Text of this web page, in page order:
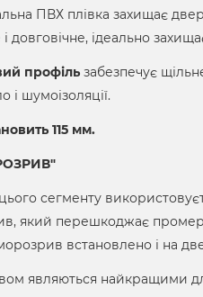
ПВХ плівка захищає
довговічне, ідеально
профіль забезпечує
і шумоізоляції.
115 мм.
цього сегменту
який перешкоджає
встановлено і на
являються найкращими